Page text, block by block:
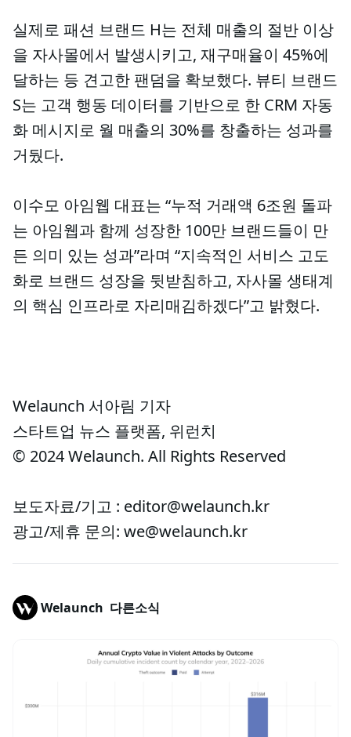
실제로 패션 브랜드 H는 전체 매출의 절반 이상
을 자사몰에서 발생시키고, 재구매율이 45%에
달하는 등 견고한 팬덤을 확보했다. 뷰티 브랜드
S는 고객 행동 데이터를 기반으로 한 CRM 자동
화 메시지로 월 매출의 30%를 창출하는 성과를
거뒀다.
이수모 아임웹 대표는 “누적 거래액 6조원 돌파
는 아임웹과 함께 성장한 100만 브랜드들이 만
든 의미 있는 성과”라며 “지속적인 서비스 고도
화로 브랜드 성장을 뒷받침하고, 자사몰 생태계
의 핵심 인프라로 자리매김하겠다”고 밝혔다.
Welaunch 서아림 기자
스타트업 뉴스 플랫폼, 위런치
© 2024 Welaunch. All Rights Reserved
보도자료/기고 : editor@welaunch.kr
광고/제휴 문의: we@welaunch.kr
Welaunch 다른소식